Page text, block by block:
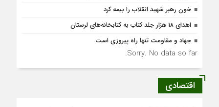
خون رهبر شهید انقلاب را بیمه کرد
اهدای ۱۸ هزار جلد کتاب به کتابخانه‌های لرستان
جهاد و مقاومت تنها راه پیروزی است
Sorry. No data so far.
اقتصادی